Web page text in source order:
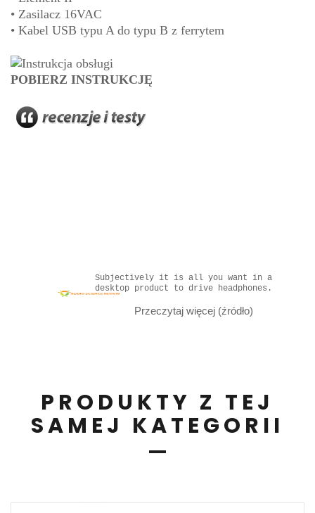
• Zasilacz 16VAC
• Kabel USB typu A do typu B z ferrytem
POBIERZ INSTRUKCJĘ
Subjectively it is all you want in a
desktop product to drive headphones.
Przeczytaj więcej (źródło)
PRODUKTY Z TEJ
SAMEJ KATEGORII